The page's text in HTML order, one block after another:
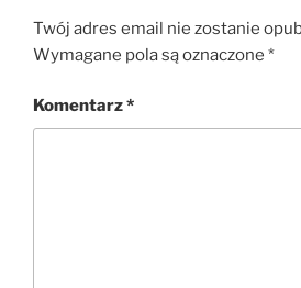
Twój adres email nie zostanie
Wymagane pola są oznaczone *
Komentarz*